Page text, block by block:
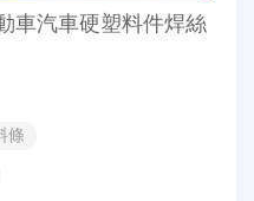
車汽車硬塑料件焊絲
條